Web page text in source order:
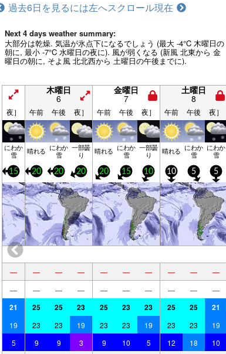
過去6日を見るには左へスクロール現在
Next 4 days weather summary:
大部分は乾燥. 気温が氷点下になるでしょう (最大 -4°C 木曜日の
朝に, 最小 -7°C 水曜日の夜に). 風が弱くなる (新風 北東から 金
曜日の朝に, そよ風 北北西から 土曜日の午後までに).
木曜日
6
金曜日
7
土曜日
8
夜］ 午前 午後 夜］ 午前 午後 夜］ 午前 午後 夜］
にわか
雪 晴れる にわか
雪
一部曇
り 晴れる にわか
雪
一部曇
り 晴れる にわか
雪
にわか
雪
15 20 20 20 20 15 10 10 5 5
— — — — — — — — — —
— — — — — — — — — —
21 25 25 23 25 23 23 25 25 21
19 23 23 19 23 23 19 23 23 19
5 9 9 3 9 10 5 12 18 10